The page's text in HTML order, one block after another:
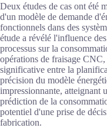
Deux études de cas ont été
d'un modèle de demande
fonctionnels dans des
étude a révélé l'influence
processus sur la
opérations de fraisage
significative entre la
précision du modèle
impressionnante, atteignant
prédiction de la
potentiel d'une prise de
fabrication.